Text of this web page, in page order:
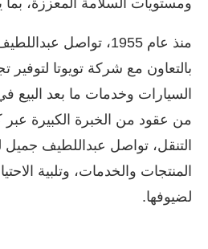
منذ عام 1955، تواصل
بالتعاون مع شركة تويوتا لتوفير
السيارات وخدمات ما بعد البيع
من عقود من الخبرة الكبيرة
التنقل، تواصل عبداللطيف
المنتجات والخدمات، وتلبية
لضيوفها.